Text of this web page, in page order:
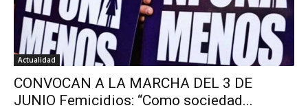
Actualidad
CONVOCAN A LA MARCHA DEL 3 DE
JUNIO Femicidios: “Como sociedad...